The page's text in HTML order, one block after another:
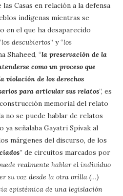
Casas en relación a la defensa
indígenas mientras se
en el que ha desaparecido
los descubiertos” y “los
Shaheed, “la preservación de la
como un proceso que
violación de los derechos
para articular sus relatos”, es
memorial del relato
no se puede hablar de relatos
ya señalaba Gayatri Spivak al
márgenes del discurso, de los
” de circuitos marcados por
realmente hablar el individuo
su voz desde la otra orilla (…)
epistémica de una legislación